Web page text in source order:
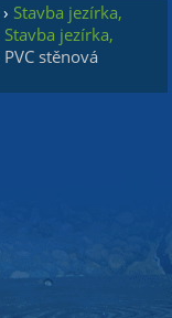
› Stavba jezírka,
Stavba jezírka,
PVC stěnová